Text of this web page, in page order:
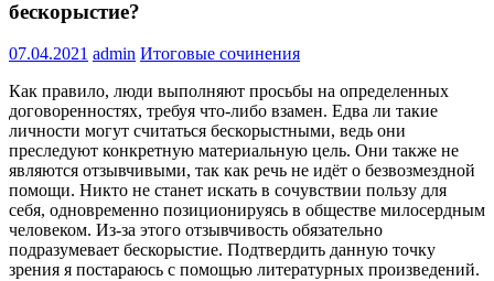
бескорыстие?
07.04.2021 admin Итоговые сочинения
Как правило, люди выполняют просьбы на определенных
договоренностях, требуя что-либо взамен. Едва ли такие
личности могут считаться бескорыстными, ведь они
преследуют конкретную материальную цель. Они также не
являются отзывчивыми, так как речь не идёт о безвозмездной
помощи. Никто не станет искать в сочувствии пользу для
себя, одновременно позиционируясь в обществе милосердным
человеком. Из-за этого отзывчивость обязательно
подразумевает бескорыстие. Подтвердить данную точку
зрения я постараюсь с помощью литературных произведений.